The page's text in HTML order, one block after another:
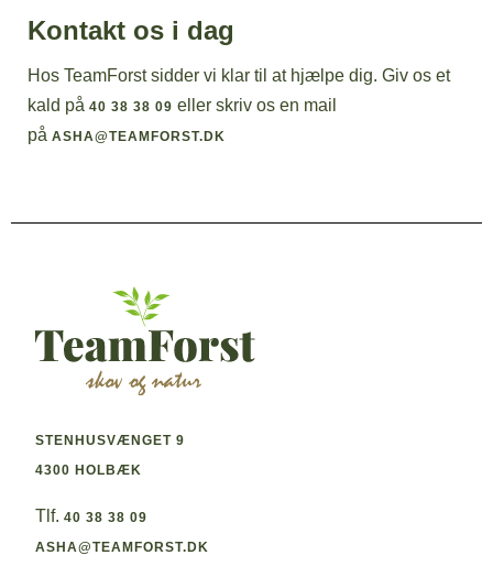
Kontakt os i dag
Hos TeamForst sidder vi klar til at hjælpe dig. Giv os et
kald på 40 38 38 09 eller skriv os en mail
på ASHA@TEAMFORST.DK
STENHUSVÆNGET 9
4300 HOLBÆK
Tlf. 40 38 38 09
ASHA@TEAMFORST.DK